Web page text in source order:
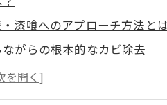
漆喰へのアプローチ方法と
がらの根本的なカビ除去